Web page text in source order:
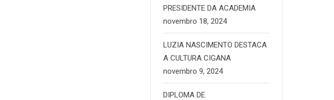
PRESIDENTE DA ACADEMIA
novembro 18, 2024
LUZIA NASCIMENTO DESTACA
A CULTURA CIGANA
novembro 9, 2024
DIPLOMA DE